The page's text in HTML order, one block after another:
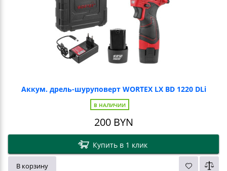
Аккум. дрель-шуруповерт WORTEX LX BD 1220 DLi
В НАЛИЧИИ
200BYN
Купить в 1 клик
В корзину